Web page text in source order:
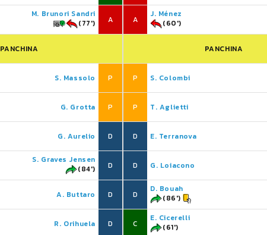
M. Brunori Sandri
(77')
A
PANCHINA
S. Massolo P
G. Grotta P
G. Aurelio D
S. Graves Jensen
(84')
D
A. Buttaro D
R. Orihuela D
A
J. Ménez
(60')
PANCHINA
P S. Colombi
P T. Aglietti
D E. Terranova
D G. Loiacono
D
D. Bouah
(86')
C
E. Cicerelli
(61')